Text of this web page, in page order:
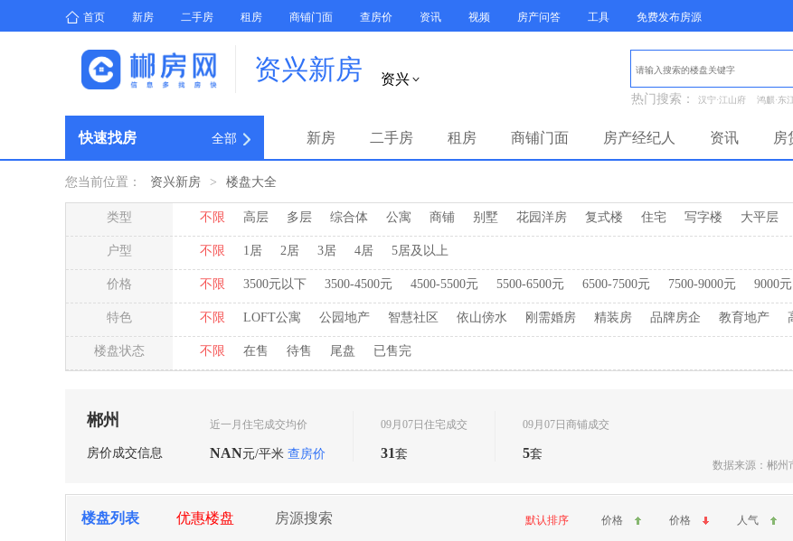
首页 新房 二手房 租房 商铺门面 查房价 资讯 视频 房产问答 工具 免费发布房源
资兴新房 资兴 
热门搜索：
汉宁·江山府 鸿麒·东
快速找房 全部 新房 二手房 租房 商铺门面 房产经纪人 资讯 房
您当前位置： 资兴新房 > 楼盘大全
类型 不限 高层 多层 综合体 公寓 商铺 别墅 花园洋房 复式楼 住宅 写字楼 大平层
户型 不限 1居 2居 3居 4居 5居及以上
价格 不限 3500元以下 3500-4500元 4500-5500元 5500-6500元 6500-7500元 7500-9000元 9000
特色 不限 LOFT公寓 公园地产 智慧社区 依山傍水 刚需婚房 精装房 品牌房企 教育地产
楼盘状态 不限 在售 待售 尾盘 已售完
郴州
房价成交信息
近一月住宅成交均价
NAN元/平米 查房价
09月07日住宅成交
31套
09月07日商铺成交
5套
数据来源： 郴州
楼盘列表 优惠楼盘 房源搜索 默认排序 价格 价格 人气